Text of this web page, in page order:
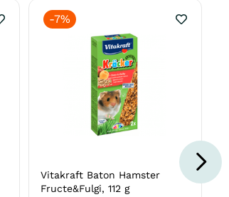
-7%
Vitakraft Baton Hamster
Fructe&Fulgi, 112 g